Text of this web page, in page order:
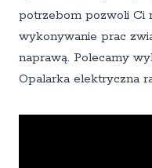
potrzebom pozwoli Ci
wykonywanie prac
naprawą. Polecamy
Opalarka elektryczna